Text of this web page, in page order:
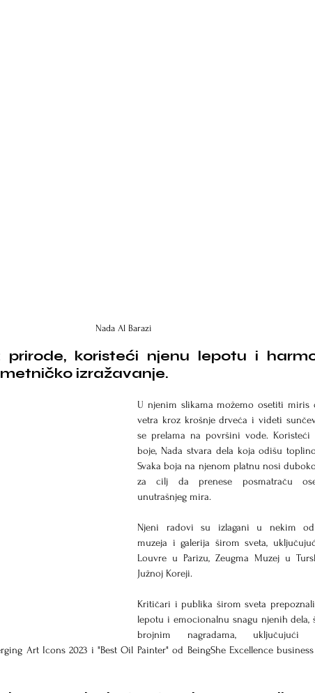
Nada Al Barazi
prirode, koristeći njenu lepotu i
izražavanje.
U njenim slikama možemo osetiti miris
vetra kroz krošnje drveća i videti
se prelama na površini vode.
boje, Nada stvara dela koja odišu
Svaka boja na njenom platnu nosi
za cilj da prenese posmatraču
unutrašnjeg mira.
Njeni radovi su izlagani u nekim od
muzeja i galerija širom sveta,
Louvre u Parizu, Zeugma Muzej u
Južnoj Koreji.
Kritičari i publika širom sveta
lepotu i emocionalnu snagu njenih dela,
brojnim nagradama, uključujući
Art Icons 2023 i "Best Oil Painter" od BeingShe Excellence